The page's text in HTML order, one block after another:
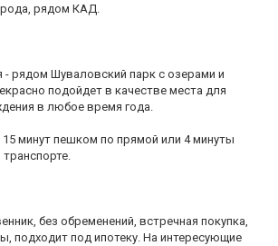
рядом КАД.
рядом Шуваловский парк с озерами и
подойдет в качестве места для
в любое время года.
минут пешком по прямой или 4 минуты
без обременений, встречная покупка,
подходит под ипотеку. На интересующие